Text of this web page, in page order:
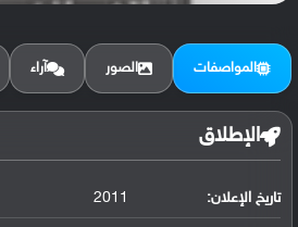
المواصفات الصور آراء
الإطلاق
تاريخ الإعلان: 2011